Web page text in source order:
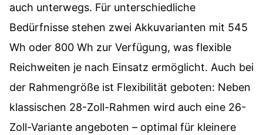
auch unterwegs. Für unterschiedliche
Bedürfnisse stehen zwei Akkuvarianten mit 545
Wh oder 800 Wh zur Verfügung, was flexible
Reichweiten je nach Einsatz ermöglicht. Auch bei
der Rahmengröße ist Flexibilität geboten: Neben
klassischen 28-Zoll-Rahmen wird auch eine 26-
Zoll-Variante angeboten – optimal für kleinere